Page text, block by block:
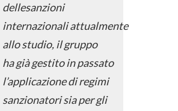
dellesanzioni
internazionali attualmente
allo studio, il gruppo
ha già gestito in passato
l’applicazione di regimi
sanzionatori sia per gli